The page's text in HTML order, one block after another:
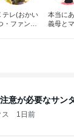
テレ(おかい
・ファンタ
本当に
義母とマ
意が必要なサン
1日前